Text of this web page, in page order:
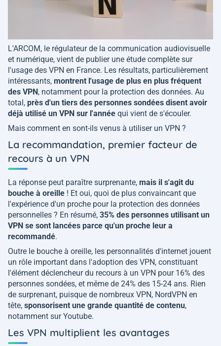
L'ARCOM, le régulateur de la communication audiovisuelle
et numérique, vient de publier une étude complète sur
l'usage des VPN en France. Les résultats, particulièrement
intéressants, montrent l'usage de plus en plus fréquent
des VPN , notamment pour la protection des données. Au
total, près d'un tiers des personnes sondées disent avoir
déjà utilisé un VPN sur l'année qui vient de s'écouler.
Mais comment en sont-ils venus à utiliser un VPN ?
La recommandation, premier facteur de
recours à un VPN
La réponse peut paraître surprenante, mais il s'agit du
bouche à oreille ! Et oui, quoi de plus convaincant que
l'expérience d'un proche pour la protection des données
personnelles ? En résumé, 35% des personnes utilisant un
VPN se sont lancées parce qu'un proche leur a
recommandé.
Outre le bouche à oreille, les personnalités d'internet jouent
un rôle important dans l'adoption des VPN, constituant
l'élément déclencheur du recours à un VPN pour 16% des
personnes sondées, et même de 24% des 15-24 ans. Rien
de surprenant, puisque de nombreux VPN, NordVPN en
tête, sponsorisent une grande quantité de contenu,
notamment sur Youtube.
Les VPN multiplient les avantages